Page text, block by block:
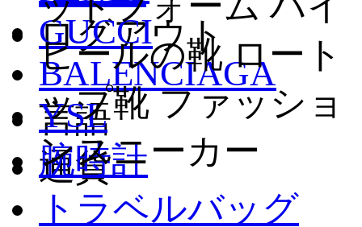
ログアウト
言語
通貨
GUCCI
BALENCIAGA
YSL
腕時計
トラベルバッグ
ヒールの靴 ロート
ップ靴 ファッショ
ンスニーカー